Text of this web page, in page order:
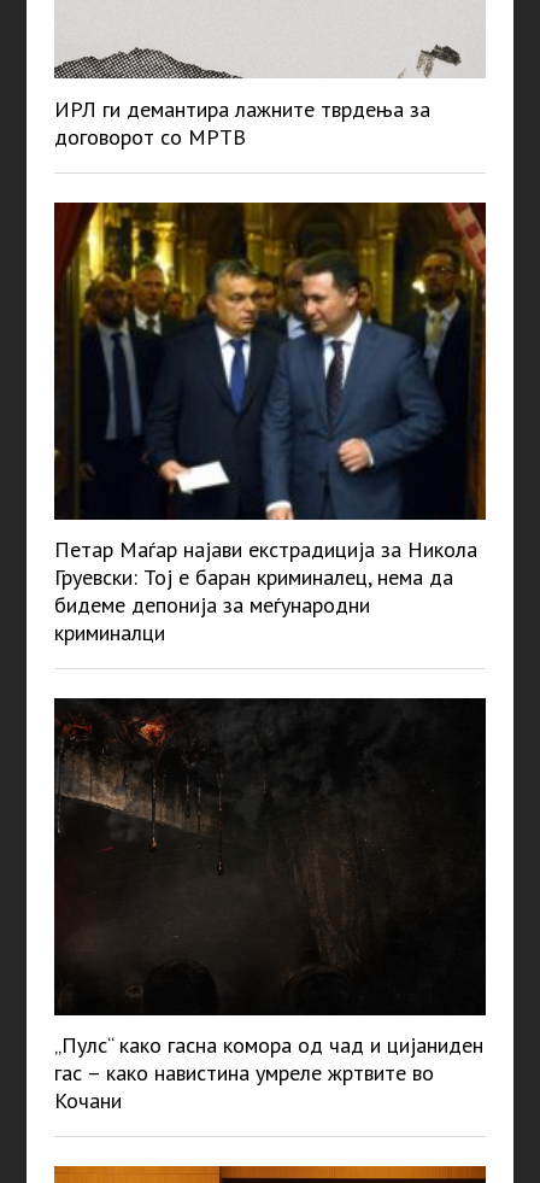
ИРЛ ги демантира лажните тврдења за
договорот со МРТВ
Петар Маѓар најави екстрадиција за Никола
Груевски: Тој е баран криминалец, нема да
бидеме депонија за меѓународни
криминалци
„Пулс“ како гасна комора од чад и цијаниден
гас – како навистина умреле жртвите во
Кочани